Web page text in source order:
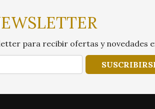
para recibir ofertas y novedades